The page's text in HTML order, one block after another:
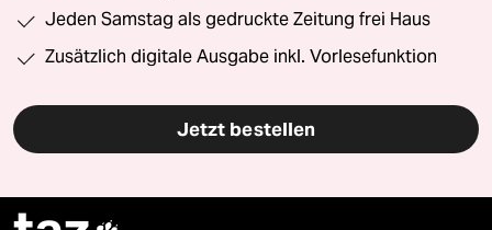
Jeden Samstag als gedruckte Zeitung frei Haus
Zusätzlich digitale Ausgabe inkl. Vorlesefunktion
Jetzt bestellen